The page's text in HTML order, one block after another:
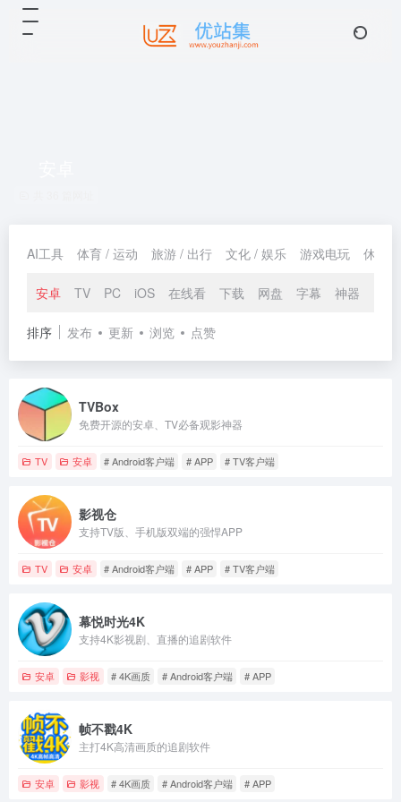
AI工具 体育 / 运动 旅游 / 出行 文化 / 娱乐 游戏电玩 休闲 /
安卓 TV PC iOS 在线看 下载 网盘 字幕 神器
排序 发布 更新 浏览 点赞
TVBox
免费开源的安卓、TV必备观影神器
TV 安卓 # Android客户端 # APP # TV客户端
影视仓
支持TV版、手机版双端的强悍APP
TV 安卓 # Android客户端 # APP # TV客户端
幕悦时光4K
支持4K影视剧、直播的追剧软件
安卓 影视 # 4K画质 # Android客户端 # APP
帧不戳4K
主打4K高清画质的追剧软件
安卓 影视 # 4K画质 # Android客户端 # APP